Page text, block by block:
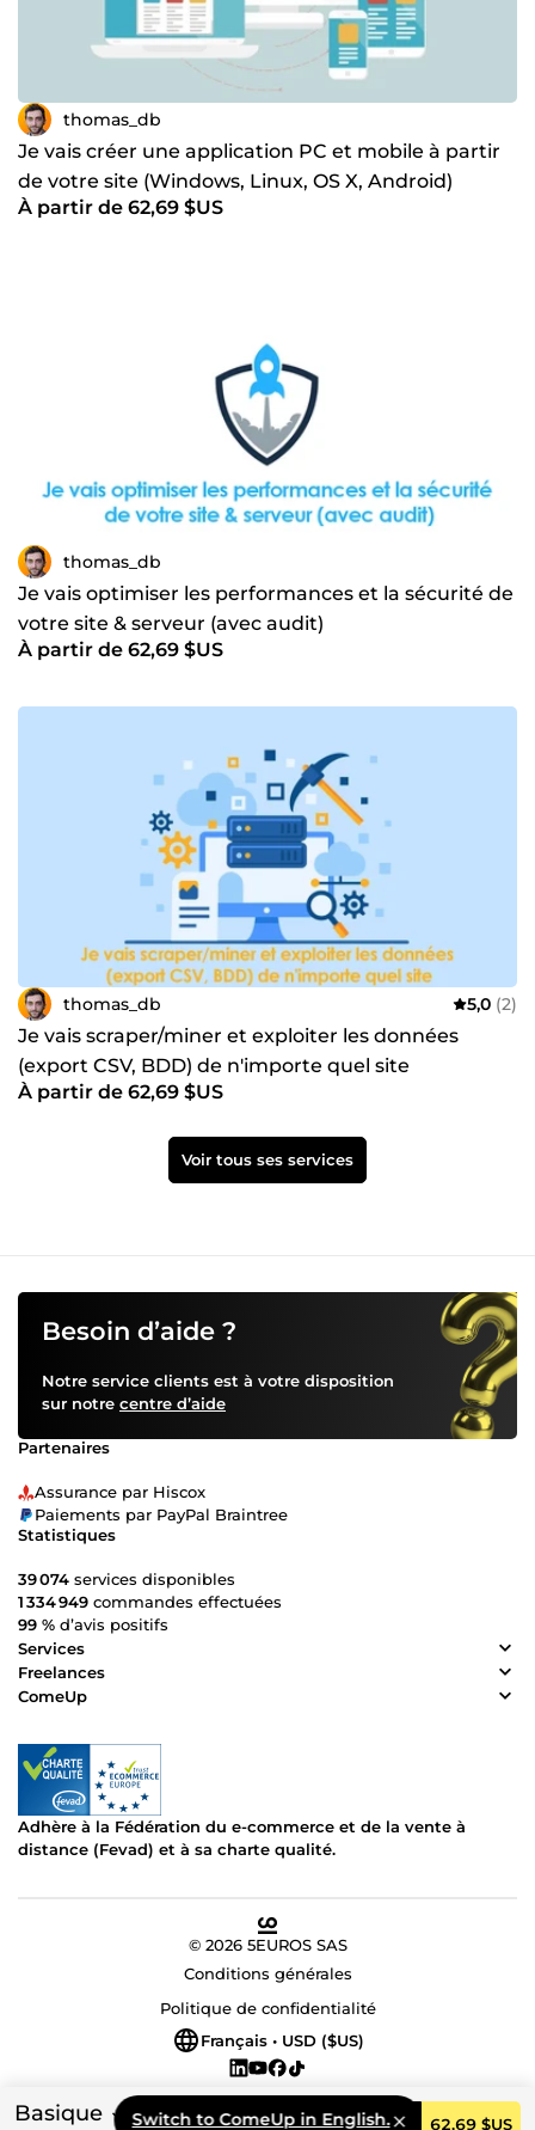
Basique Commander 62,69 $US
thomas_db
Je vais créer une application PC et mobile à partir
de votre site (Windows, Linux, OS X, Android)
À partir de 62,69 $US
thomas_db
Je vais optimiser les performances et la sécurité de
votre site & serveur (avec audit)
À partir de 62,69 $US
thomas_db 5,0 (2)
Je vais scraper/miner et exploiter les données
(export CSV, BDD) de n'importe quel site
À partir de 62,69 $US
Voir tous ses services
Switch to ComeUp in English.
Besoin d’aide ?
Notre service clients est à votre disposition
sur notre centre d’aide
Partenaires
Assurance par Hiscox
Paiements par PayPal Braintree
Statistiques
39 074 services disponibles
1 334 949 commandes effectuées
99 % d’avis positifs
Services
Freelances
ComeUp
Adhère à la Fédération du e-commerce et de la vente à
distance (Fevad) et à sa charte qualité.
© 2026 5EUROS SAS
Conditions générales
Politique de confidentialité
Français • USD ($US)